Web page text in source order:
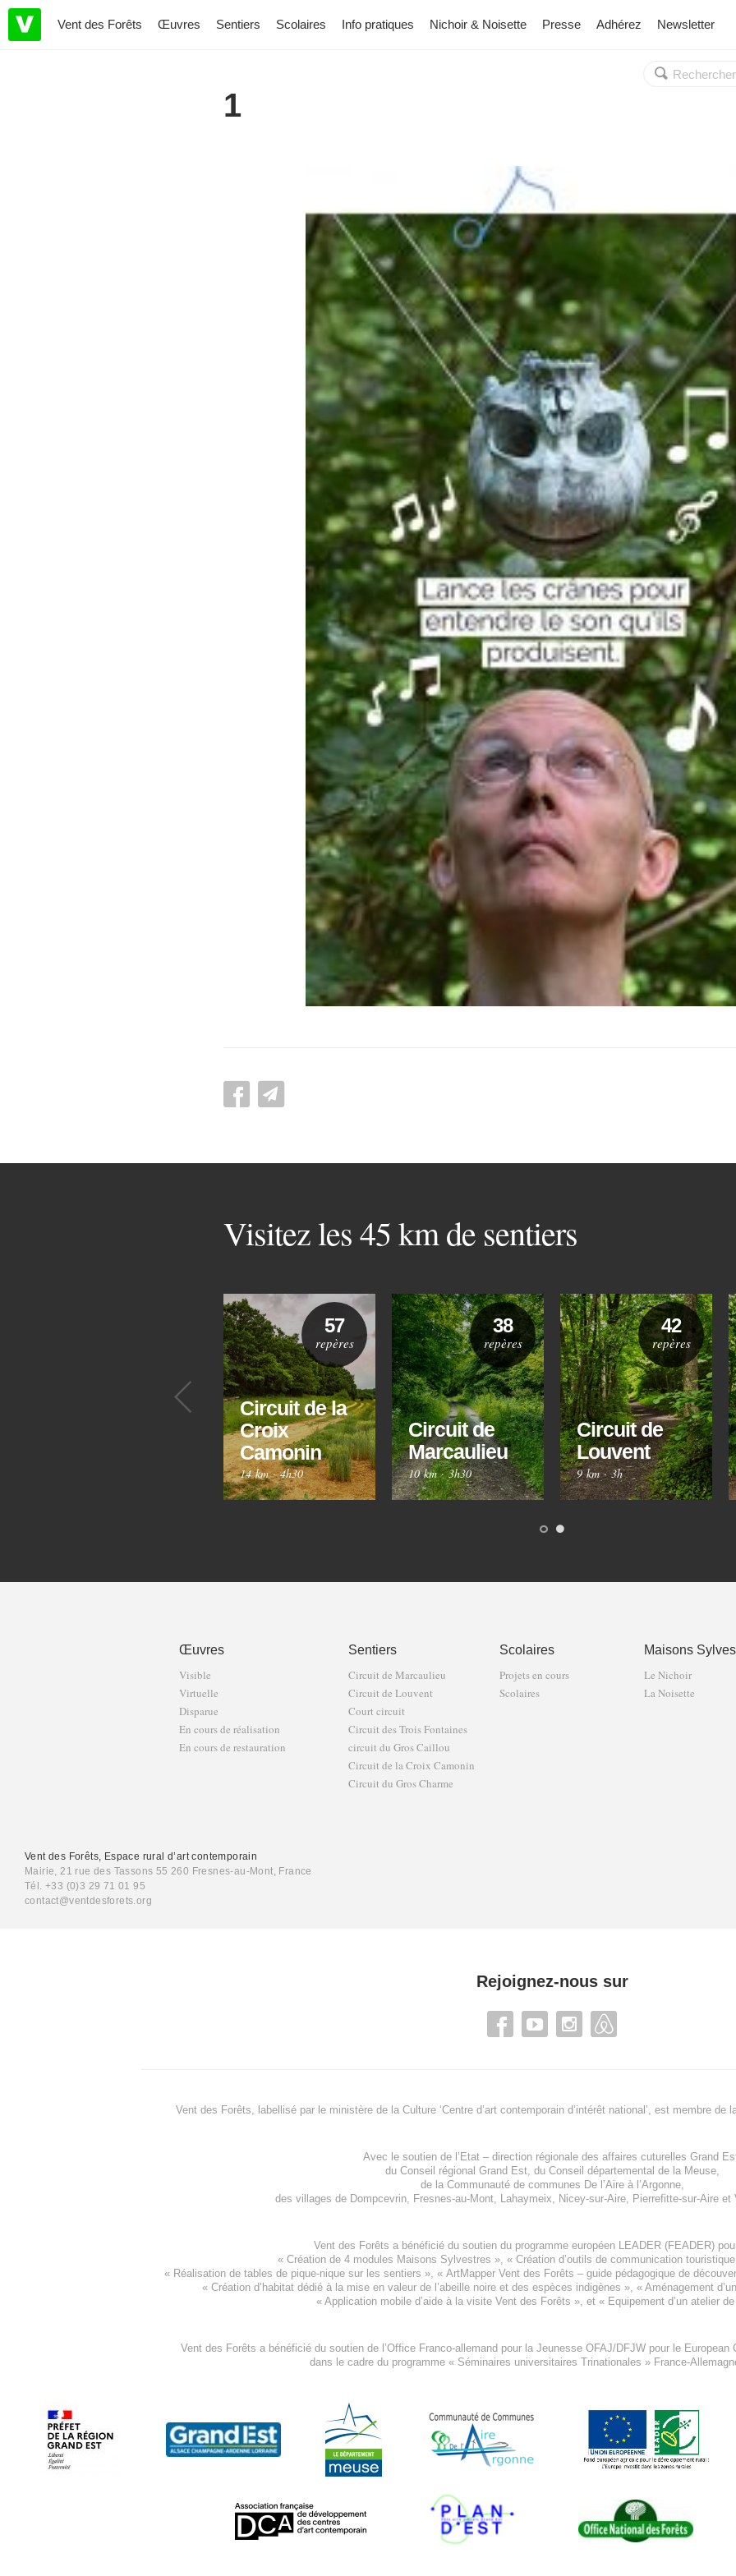
Vent des Forêts Œuvres Sentiers Scolaires Info pratiques Nichoir & Noisette Presse Adhérez Newsletter
Rechercher :
OK
1
Visitez les 45 km de sentiers
Précédent
Circuit de la
Croix
Camonin
14 km·4h30
57
repères
Circuit de
Marcaulieu
10 km·3h30
38
repères
Circuit de
Louvent
9 km·3h
42
repères
Œuvres
Visible
Virtuelle
Disparue
En cours de réalisation
En cours de restauration
Sentiers
Circuit de Marcaulieu
Circuit de Louvent
Court circuit
Circuit des Trois Fontaines
circuit du Gros Caillou
Circuit de la Croix Camonin
Circuit du Gros Charme
Scolaires
Projets en cours
Scolaires
Maisons
Le Nichoir
La Noisette
Vent des Forêts, Espace rural d’art contemporain
Mairie, 21 rue des Tassons 55 260 Fresnes-au-Mont, France
Tél. +33 (0)3 29 71 01 95
contact@ventdesforets.org
Rejoignez-nous sur
Vent des Forêts, labellisé par le ministère de la Culture ‘Centre d’art contemporain d’intérêt national’, est membre de
Avec le soutien de l’ Etat – direction régionale des affaires cuturelles Grand
du Conseil régional Grand Est, du Conseil départemental de la Meuse,
de la Communauté de communes De l’Aire à l’Argonne,
des villages de Dompcevrin, Fresnes-au-Mont, Lahaymeix, Nicey-sur-Aire, Pierrefitte-sur-Aireet
Vent des Forêts a bénéficié du soutien du programme européen LEADER (FEADER)
« Création de 4 modules Maisons Sylvestres », « Création d’outils de communication
« Réalisation de tables de pique-nique sur les sentiers », « ArtMapper Vent des Forêts – guide pédagogique de
« Création d’habitat dédié à la mise en valeur de l’abeille noire et des espèces indigènes », « Aménagement
« Application mobile d’aide à la visite Vent des Forêts », et « Equipement d’un atelier
Vent des Forêts a bénéficié du soutien de l’Office Franco-allemand pour la Jeunesse OFAJ/DFJW pour le European
dans le cadre du programme « Séminaires universitaires Trinationales » France-